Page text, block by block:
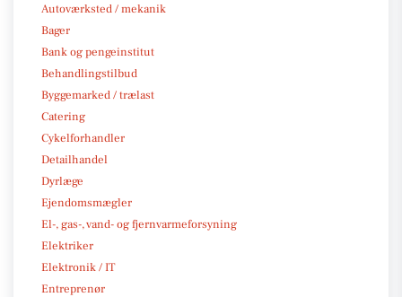
Autoværksted / mekanik
Bager
Bank og pengeinstitut
Behandlingstilbud
Byggemarked / trælast
Catering
Cykelforhandler
Detailhandel
Dyrlæge
Ejendomsmægler
El-, gas-, vand- og fjernvarmeforsyning
Elektriker
Elektronik / IT
Entreprenør